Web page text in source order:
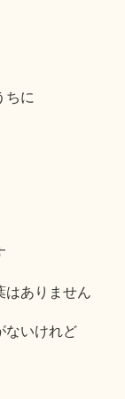
ちに
はありません
ないけれど